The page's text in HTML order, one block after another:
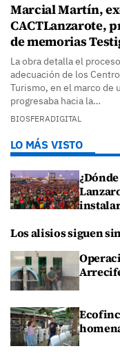
Marcial Martín,
CACTLanzarote,
de memorias
La obra detalla el
adecuación de los
Turismo, en el marco de
progresaba hacia la…
BIOSFERADIGITAL
LO MÁS VISTO
Los alisios siguen